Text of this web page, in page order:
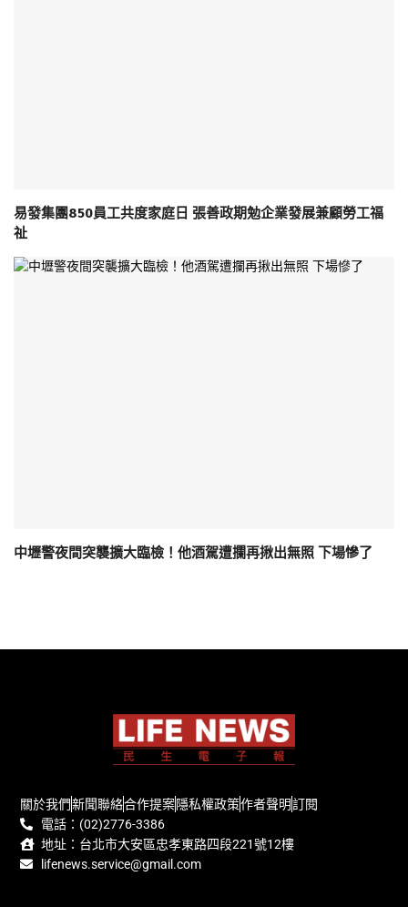
易發集團850員工共度家庭日 張善政期勉企業發展兼顧勞工福
祉
中壢警夜間突襲擴大臨檢！他酒駕遭攔再揪出無照 下場慘了
關於我們新聞聯絡合作提案隱私權政策作者聲明訂閱
電話：(02)2776-3386
地址：台北市大安區忠孝東路四段221號12樓
lifenews.service@gmail.com